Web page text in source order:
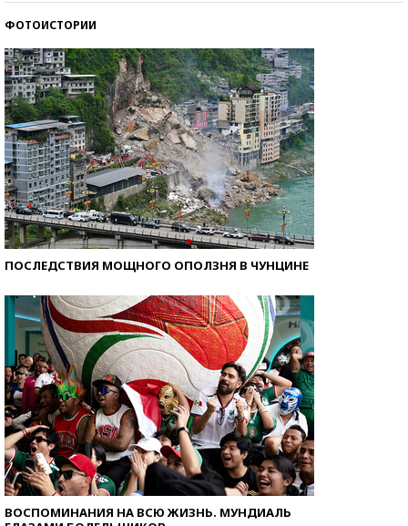
ФОТОИСТОРИИ
ПОСЛЕДСТВИЯ МОЩНОГО ОПОЛЗНЯ В ЧУНЦИНЕ
ВОСПОМИНАНИЯ НА ВСЮ ЖИЗНЬ. МУНДИАЛЬ